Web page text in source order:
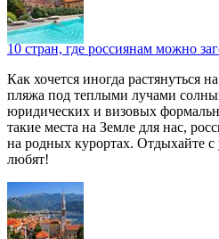
10 стран, где россиянам можно
Как хочется иногда растянуться
пляжа под теплыми лучами
юридических и визовых
такие места на Земле для нас,
на родных курортах. Отдыхайте с
любят!